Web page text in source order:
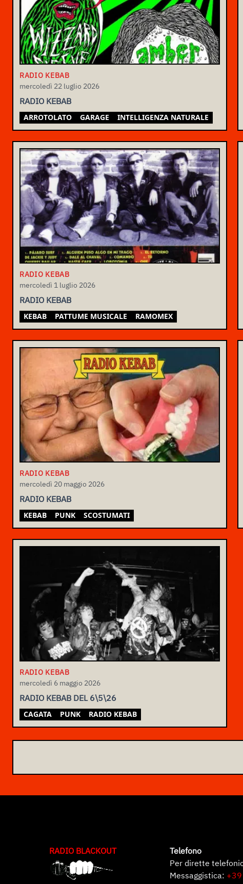
RADIO KEBAB
mercoledì 22 luglio 2026
RADIO KEBAB
ARROTOLATO GARAGE INTELLIGENZA NATURALE
RADIO KEBAB
mercoledì 1 luglio 2026
RADIO KEBAB
KEBAB PATTUME MUSICALE RAMOMEX
RADIO KEBAB
mercoledì 20 maggio 2026
RADIO KEBAB
KEBAB PUNK SCOSTUMATI
RADIO KEBAB
mercoledì 6 maggio 2026
RADIO KEBAB DEL 6\5\26
CAGATA PUNK RADIO KEBAB
RADIO BLACKOUT
Telefono
Per dirette
Messaggistica: